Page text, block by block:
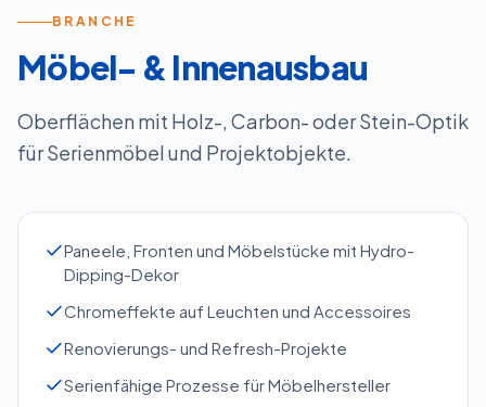
BRANCHE
Möbel- & Innenausbau
Oberflächen mit Holz-, Carbon- oder Stein-Optik
für Serienmöbel und Projektobjekte.
Paneele, Fronten und Möbelstücke mit Hydro-
Dipping-Dekor
Chromeffekte auf Leuchten und Accessoires
Renovierungs- und Refresh-Projekte
Serienfähige Prozesse für Möbelhersteller